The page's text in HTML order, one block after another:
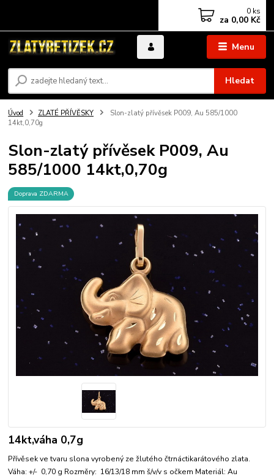
Menu
Hledat
0 ks
za 0,00 Kč
Úvod ZLATÉ PŘÍVĚSKY
Slon-zlatý přívěsek P009, Au 585/1000
14kt,0,70g
Slon-zlatý přívěsek P009, Au
585/1000 14kt,0,70g
Doprava ZDARMA
14kt,váha 0,7g
Přívěsek ve tvaru slona vyrobený ze žlutého čtrnáctikarátového zlata.
Váha: +/- 0,70 g Rozměry: 16/13/18 mm š/v/v s očkem Materiál: Au